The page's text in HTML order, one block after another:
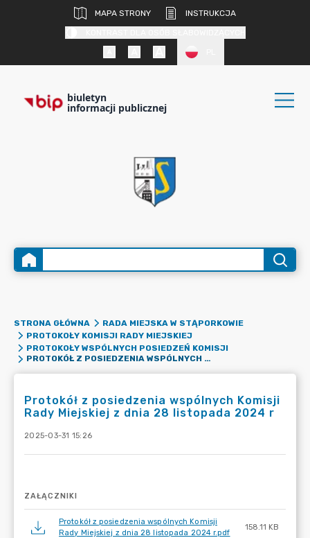
MAPA STRONY
INSTRUKCJA
biuletyn
informacji publicznej
STRONA GŁÓWNA
RADA MIEJSKA W STĄPORKOWIE
PROTOKOŁY KOMISJI RADY MIEJSKIEJ
PROTOKOŁY WSPÓLNYCH POSIEDZEŃ KOMISJI
PROTOKÓŁ Z POSIEDZENIA WSPÓLNYCH KOMISJI RADY MIEJSKIEJ Z DNIA 28 LISTOPADA 2024 R
Protokół z posiedzenia wspólnych Komisji
Rady Miejskiej z dnia 28 listopada 2024 r
2025-03-31 15:26
ZAŁĄCZNIKI
Protokół z posiedzenia wspólnych Komisji
Rady Miejskiej z dnia 28 listopada 2024 r.pdf
158.11 KB